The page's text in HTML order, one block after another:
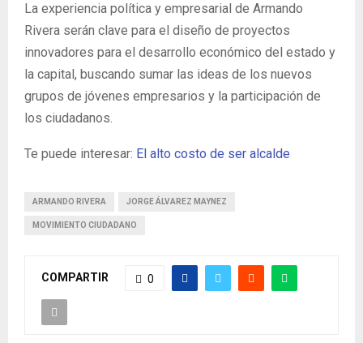
La experiencia política y empresarial de Armando
Rivera serán clave para el diseño de proyectos
innovadores para el desarrollo económico del estado y
la capital, buscando sumar las ideas de los nuevos
grupos de jóvenes empresarios y la participación de
los ciudadanos.
Te puede interesar: El alto costo de ser alcalde
ARMANDO RIVERA JORGE ÁLVAREZ MAYNEZ
MOVIMIENTO CIUDADANO
COMPARTIR 0